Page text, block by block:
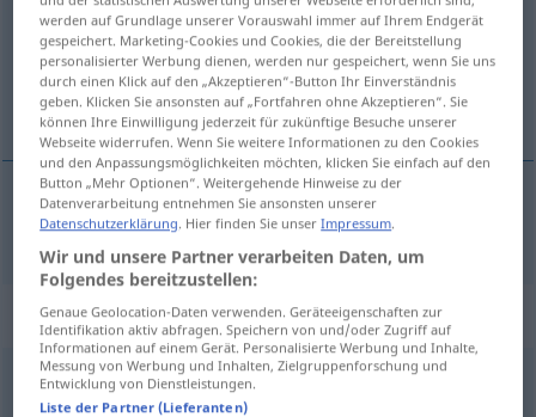
Übersicht aller Übersetzungen
(Für mehr Details die Übersetzung anklicken/antippen)
мнение, становище
мнение,становище Stellungnahme
Synonyme für "Stellungnahme"
Mitteilung,Notiz,Nachricht
werden auf Grundlage unserer Vorauswahl immer auf Ihrem Endgerät
gespeichert. Marketing-Cookies und Cookies, die der Bereitstellung
personalisierter Werbung dienen, werden nur gespeichert, wenn Sie uns
durch einen Klick auf den „Akzeptieren“-Button Ihr Einverständnis
geben. Klicken Sie ansonsten auf „Fortfahren ohne Akzeptieren“. Sie
können Ihre Einwilligung jederzeit für zukünftige Besuche unserer
Webseite widerrufen. Wenn Sie weitere Informationen zu den Cookies
und den Anpassungsmöglichkeiten möchten, klicken Sie einfach auf den
Button „Mehr Optionen“. Weitergehende Hinweise zu der
Datenverarbeitung entnehmen Sie ansonsten unserer
Datenschutzerklärung. Hier finden Sie unserImpressum.
Wir und unsere Partner verarbeiten Daten, um
Folgendes bereitzustellen:
Genaue Geolocation-Daten verwenden. Geräteeigenschaften zur
Identifikation aktiv abfragen. Speichern von und/oder Zugriff auf
Informationen auf einem Gerät. Personalisierte Werbung und Inhalte,
Messung von Werbung und Inhalten, Zielgruppenforschung und
Entwicklung von Dienstleistungen.
Liste der Partner (Lieferanten)